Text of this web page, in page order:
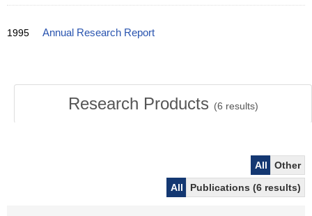
1995 Annual Research Report
Research Products (6 results)
All
Other
All
Publications (6 results)